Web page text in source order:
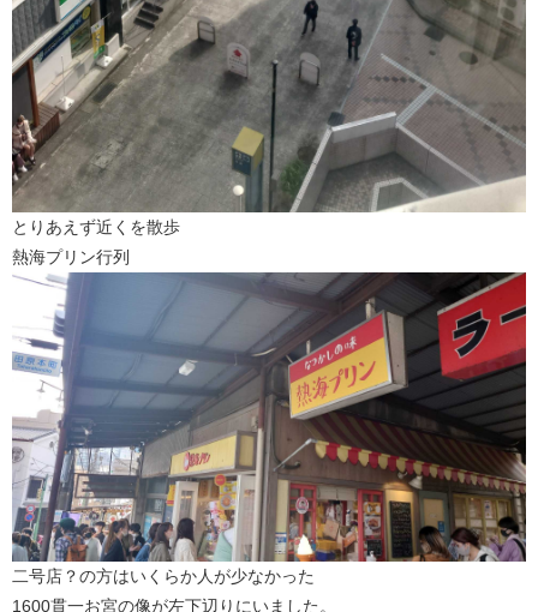
とりあえず近くを散歩
熱海プリン行列
二号店？の方はいくらか人が少なかった
1600貫一お宮の像が左下辺りにいました。